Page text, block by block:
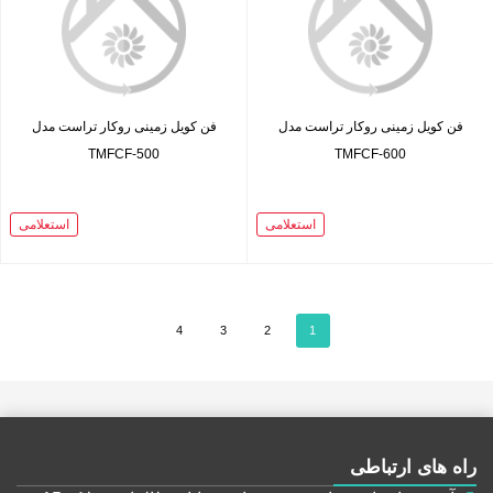
فن کویل زمینی روکار تراست مدل
TMFCF-600
استعلامی
فن کویل زمینی روکار تراست مدل
TMFCF-500
استعلامی
1
2
3
4
راه های ارتباطی